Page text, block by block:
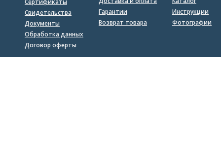
Сертификаты
Свидетельства
Документы
Обработка данных
Договор оферты
Гарантии
Возврат товара
Инструкции
Фотографии